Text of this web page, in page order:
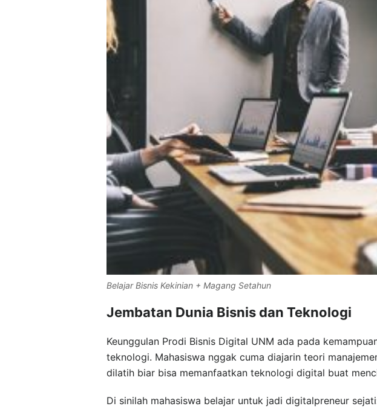
Belajar Bisnis Kekinian + Magang Setahun
Jembatan Dunia Bisnis dan Teknologi
Keunggulan Prodi Bisnis Digital UNM ada pada
teknologi. Mahasiswa nggak cuma diajarin teori
dilatih biar bisa memanfaatkan teknologi digital buat
Di sinilah mahasiswa belajar untuk jadi digitalpreneur